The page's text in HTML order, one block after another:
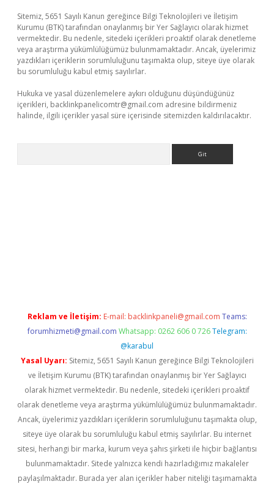
Sitemiz, 5651 Sayılı Kanun gereğince Bilgi Teknolojileri ve İletişim
Kurumu (BTK) tarafından onaylanmış bir Yer Sağlayıcı olarak hizmet
vermektedir. Bu nedenle, sitedeki içerikleri proaktif olarak denetleme
veya araştırma yükümlülüğümüz bulunmamaktadır. Ancak, üyelerimiz
yazdıkları içeriklerin sorumluluğunu taşımakta olup, siteye üye olarak
bu sorumluluğu kabul etmiş sayılırlar.
Hukuka ve yasal düzenlemelere aykırı olduğunu düşündüğünüz
içerikleri, backlinkpanelicomtr@gmail.com adresine bildirmeniz
halinde, ilgili içerikler yasal süre içerisinde sitemizden kaldırılacaktır.
Reklam ve İletişim: E-mail: backlinkpaneli@gmail.com Teams:
forumhizmeti@gmail.com Whatsapp: 0262 606 0 726 Telegram:
@karabul
Yasal Uyarı: Sitemiz, 5651 Sayılı Kanun gereğince Bilgi Teknolojileri
ve İletişim Kurumu (BTK) tarafından onaylanmış bir Yer Sağlayıcı
olarak hizmet vermektedir. Bu nedenle, sitedeki içerikleri proaktif
olarak denetleme veya araştırma yükümlülüğümüz bulunmamaktadır.
Ancak, üyelerimiz yazdıkları içeriklerin sorumluluğunu taşımakta olup,
siteye üye olarak bu sorumluluğu kabul etmiş sayılırlar. Bu internet
sitesi, herhangi bir marka, kurum veya şahıs şirketi ile hiçbir bağlantısı
bulunmamaktadır. Sitede yalnızca kendi hazırladığımız makaleler
paylaşılmaktadır. Burada yer alan içerikler haber niteliği taşımamakta